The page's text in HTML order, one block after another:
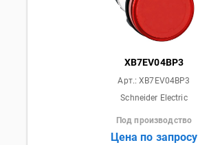
XB7EV04BP3
Арт.:XB7EV04BP3
Schneider Electric
Под производство
Цена по запросу